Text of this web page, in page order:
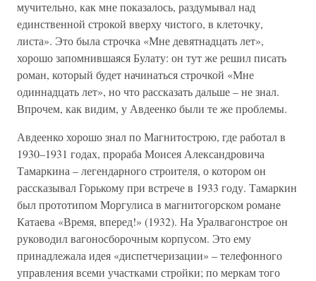
мучительно, как мне показалось, раздумывал над
единственной строкой вверху чистого, в клеточку,
листа». Это была строчка «Мне девятнадцать лет»,
хорошо запомнившаяся Булату: он тут же решил писать
роман, который будет начинаться строчкой «Мне
одиннадцать лет», но что рассказать дальше – не знал.
Впрочем, как видим, у Авдеенко были те же проблемы.
Авдеенко хорошо знал по Магнитострою, где работал в
1930–1931 годах, прораба Моисея Александровича
Тамаркина – легендарного строителя, о котором он
рассказывал Горькому при встрече в 1933 году. Тамаркин
был прототипом Моргулиса в магнитогорском романе
Катаева «Время, вперед!» (1932). На Уралвагонстрое он
руководил вагоносборочным корпусом. Это ему
принадлежала идея «диспетчеризации» – телефонного
управления всеми участками стройки; по меркам того